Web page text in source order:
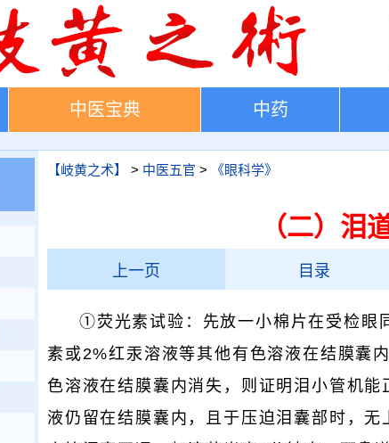
中医宝典 中药
【岐黄之术】 > 中医五官 > 《眼科学》
（二）泪
上一页 目录
①荧光素试验：先放一小棉片在受检眼
素或2%红汞溶液等其他有色溶液在结膜囊
色溶液在结膜囊内消失，则证明泪小管机
液仍留在结膜囊内，且于压迫泪囊部时，无